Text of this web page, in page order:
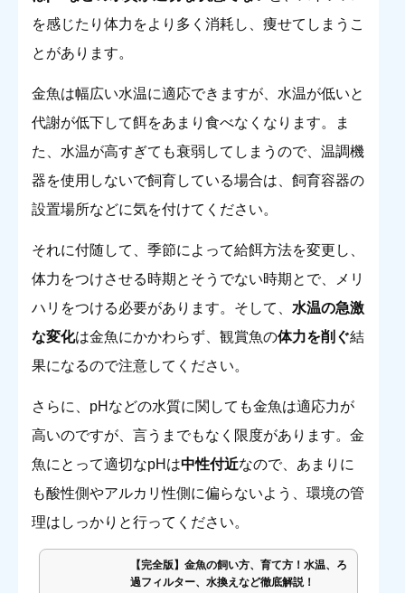
を感じたり体力をより多く消耗し、痩せてしまうこ
とがあります。
金魚は幅広い水温に適応できますが、水温が低いと
代謝が低下して餌をあまり食べなくなります。ま
た、水温が高すぎても衰弱してしまうので、温調機
器を使用しないで飼育している場合は、飼育容器の
設置場所などに気を付けてください。
それに付随して、季節によって給餌方法を変更し、
体力をつけさせる時期とそうでない時期とで、メリ
ハリをつける必要があります。そして、 水温の急激
な変化は金魚にかかわらず、観賞魚の体力を削ぐ結
果になるので注意してください。
さらに、pHなどの水質に関しても金魚は適応力が
高いのですが、言うまでもなく限度があります。金
魚にとって適切なpHは中性付近なので、あまりに
も酸性側やアルカリ性側に偏らないよう、環境の管
理はしっかりと行ってください。
【完全版】金魚の飼い方、育て方！水温、ろ
過フィルター、水換えなど徹底解説！